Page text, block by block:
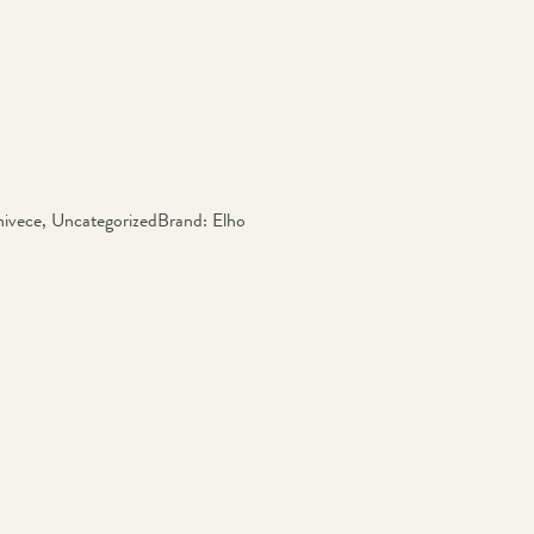
, UncategorizedBrand: Elho